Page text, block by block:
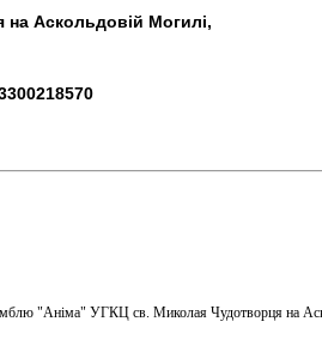
Аскольдовій Могилі,
"Аніма" УГКЦ св. Миколая Чудотворця на